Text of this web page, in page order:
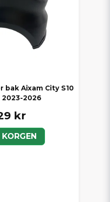
bak Aixam City S10
2026
kr